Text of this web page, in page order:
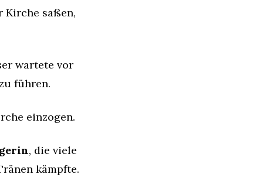
saßen,
wartete vor
zu führen.
einzogen.
, die viele
kämpfte.